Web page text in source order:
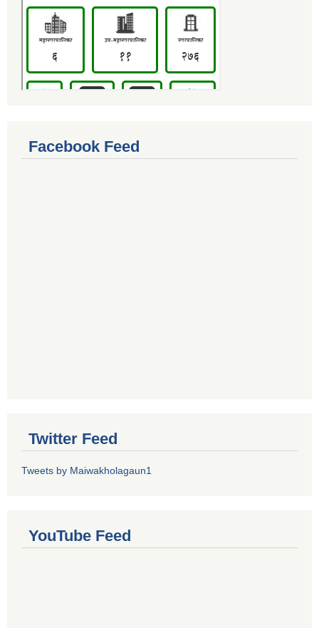
Facebook Feed
Twitter Feed
Tweets by Maiwakholagaun1
YouTube Feed